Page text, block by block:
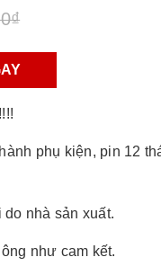
phụ kiện, pin 12
nhà sản xuất.
như cam kết.